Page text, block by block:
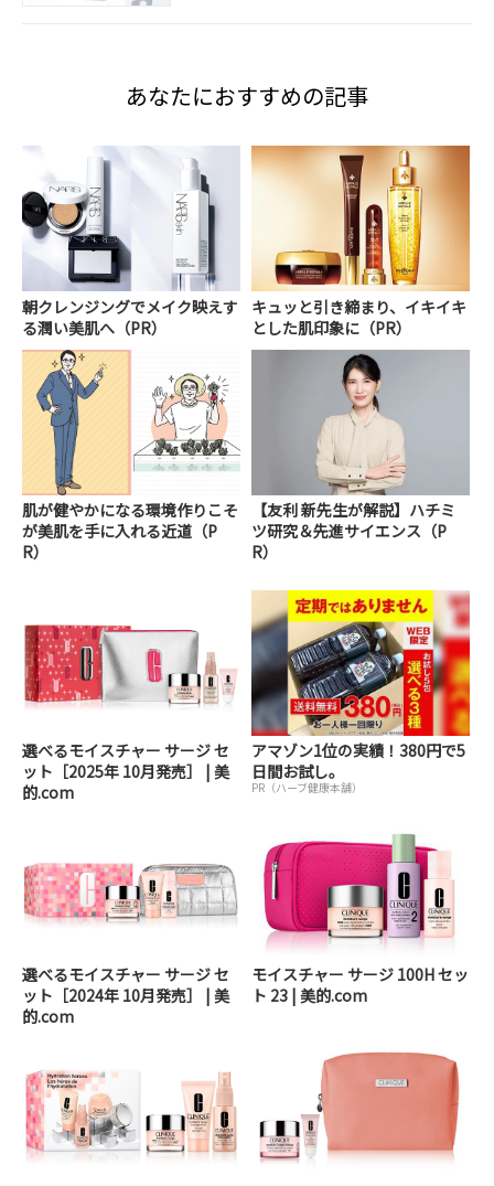
あなたにおすすめの記事
朝クレンジングでメイク映えす
る潤い美肌へ（PR）
キュッと引き締まり、イキイキ
とした肌印象に（PR）
肌が健やかになる環境作りこそ
が美肌を手に入れる近道（P
R）
【友利 新先生が解説】ハチミ
ツ研究＆先進サイエンス（P
R）
選べるモイスチャー サージ セ
ット［2025年 10月発売］ | 美
的.com
アマゾン1位の実績！380円で5
日間お試し。
PR（ハーブ健康本舗）
選べるモイスチャー サージ セ
ット［2024年 10月発売］ | 美
的.com
モイスチャー サージ 100H セッ
ト 23 | 美的.com